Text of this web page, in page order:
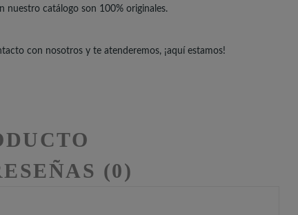
nuestro catálogo son 100% originales.
con nosotros y te atenderemos, ¡aquí estamos!
(0)